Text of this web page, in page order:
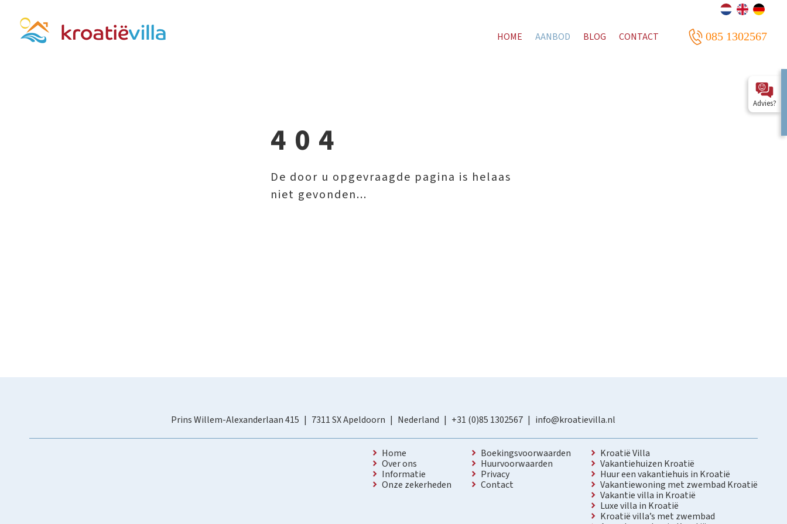
HOME AANBOD BLOG CONTACT 085 1302567
404
De door u opgevraagde pagina is helaas
niet gevonden...
Prins Willem-Alexanderlaan 415 7311 SX Apeldoorn Nederland +31 (0)85 1302567 info@kroatievilla.nl
Home
Over ons
Informatie
Onze zekerheden
Boekingsvoorwaarden
Huurvoorwaarden
Privacy
Contact
Kroatië Villa
Vakantiehuizen Kroatië
Huur een vakantiehuis in Kroatië
Vakantiewoning met zwembad Kroatië
Vakantie villa in Kroatië
Luxe villa in Kroatië
Kroatië villa’s met zwembad
Advies?